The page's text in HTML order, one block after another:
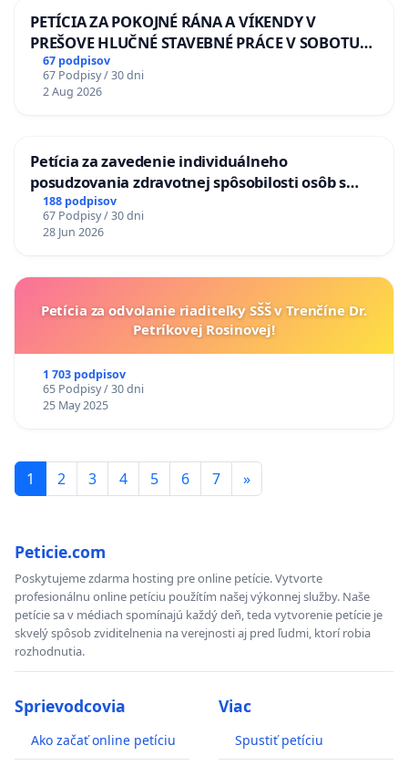
PETÍCIA ZA POKOJNÉ RÁNA A VÍKENDY V
PREŠOVE HLUČNÉ STAVEBNÉ PRÁCE V SOBOTU
LEN OD 9.00 DO 13.00 HOD., CEZ PRACOVNÝ
TÝŽDEŇ CIEĽ 8.00 – 18.00 HOD. A PRAVIDELNÁ
KONTROLA STAVBY C-AREA NA
67 podpisov
67 Podpisy / 30 dni
2 Aug 2026
Petícia za zavedenie individuálneho
posudzovania zdravotnej spôsobilosti osôb s
diabetom 1. a 2. typu pri prijímaní do
Policajného zboru SR
188 podpisov
67 Podpisy / 30 dni
28 Jun 2026
Petícia za odvolanie riaditeľky SŠŠ v Trenčíne Dr.
Petríkovej Rosinovej!
1 703 podpisov
65 Podpisy / 30 dni
25 May 2025
1 2 3 4 5 6 7 »
Peticie.com
Poskytujeme zdarma hosting pre online petície. Vytvorte
profesionálnu online petíciu použítím našej výkonnej služby. Naše
petície sa v médiach spomínajú každý deň, teda vytvorenie petície je
skvelý spôsob zviditelnenia na verejnosti aj pred ľudmi, ktorí robia
rozhodnutia.
Sprievodcovia
Ako začať online petíciu
Viac
Spustiť petíciu